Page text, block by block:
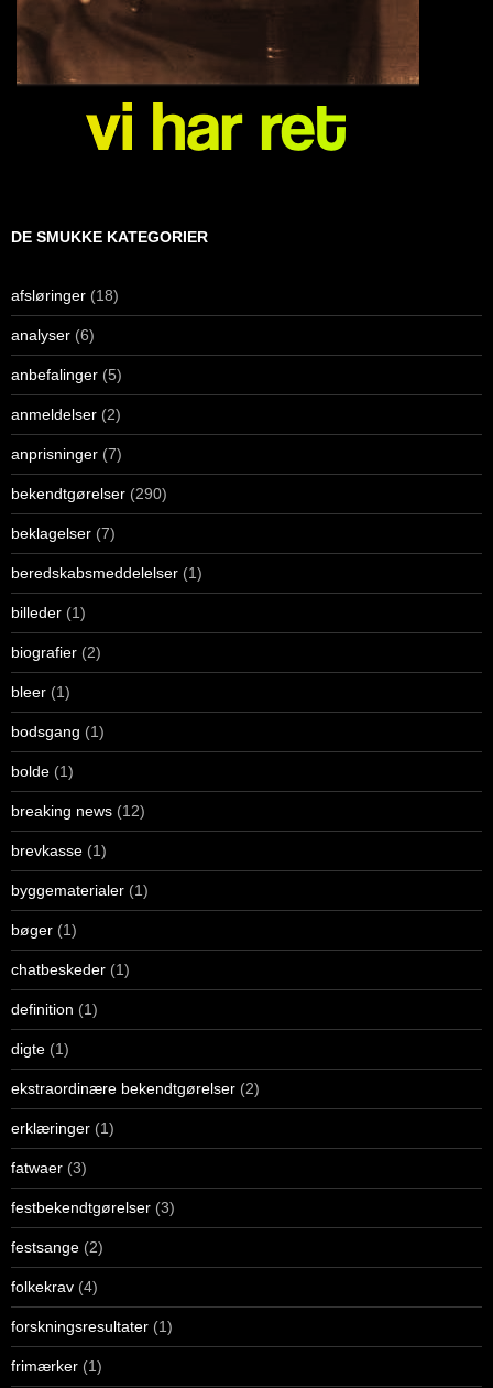
DE SMUKKE KATEGORIER
afsløringer (18)
analyser (6)
anbefalinger (5)
anmeldelser (2)
anprisninger (7)
bekendtgørelser (290)
beklagelser (7)
beredskabsmeddelelser (1)
billeder (1)
biografier (2)
bleer (1)
bodsgang (1)
bolde (1)
breaking news (12)
brevkasse (1)
byggematerialer (1)
bøger (1)
chatbeskeder (1)
definition (1)
digte (1)
ekstraordinære bekendtgørelser (2)
erklæringer (1)
fatwaer (3)
festbekendtgørelser (3)
festsange (2)
folkekrav (4)
forskningsresultater (1)
frimærker (1)